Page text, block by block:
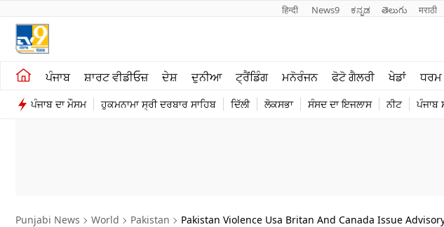
हिन्दी News9 ಕನ್ನಡ తెలుగు मराठी
ਪੰਜਾਬ ਸ਼ਾਰਟ ਵੀਡੀਓਜ਼ ਦੇਸ਼ ਦੁਨੀਆ ਟ੍ਰੈਂਡਿੰਗ ਮਨੋਰੰਜਨ ਫੋਟੋ ਗੈਲਰੀ ਖੇਡਾਂ ਧਰਮ
ਪੰਜਾਬ ਦਾ ਮੌਸਮ ਹੁਕਮਨਾਮਾ ਸ੍ਰੀ ਦਰਬਾਰ ਸਾਹਿਬ ਦਿੱਲੀ ਲੋਕਸਭਾ ਸੰਸਦ ਦਾ ਇਜਲਾਸ ਨੀਟ ਪੰਜਾਬ
ਖੇਤੀਬਾੜੀ
ਸ਼ਾਰਟ ਵੀਡੀਓਜ਼
ਮਨੋਰੰਜਨ
ਪੰਜਾਬ
Punjabi News World Pakistan Pakistan Violence Usa Britan And Canada Issue